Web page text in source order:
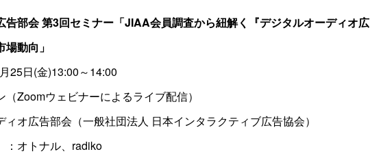
告部会 第3回セミナー「JIAA会員調査から紐解く『デジタルオーディオ広
動向」
25日(金)13:00～14:00
Zoomウェビナーによるライブ配信）
オ広告部会（一般社団法人 日本インタラクティブ広告協会）
：オトナル、radiko
ヤ